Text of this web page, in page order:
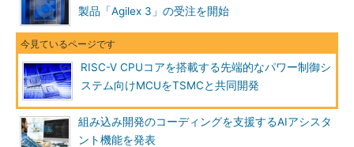
製品「Agilex 3」の受注を開始
RISC-V CPUコアを搭載する先端的なパワー制御シ
ステム向けMCUをTSMCと共同開発
組み込み開発のコーディングを支援するAIアシスタ
ント機能を発表